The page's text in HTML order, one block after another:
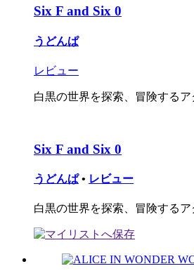
Six F and Six 0
うどんぱ
レビュー
白黒の世界を探索、冒険する
Six F and Six 0
うどんぱ • レビュー
白黒の世界を探索、冒険する